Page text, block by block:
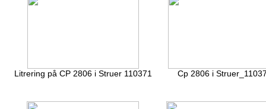
Litrering på CP 2806 i Struer 110371 Cp 2806 i